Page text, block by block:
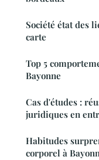
Société état des
carte
Top 5
Bayonne
Cas d'études :
juridiques en
Habitudes
corporel à